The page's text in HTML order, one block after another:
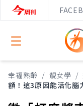
Open menu
幸福熟齡 / 靚女學 /
額！這3原因能活化腦